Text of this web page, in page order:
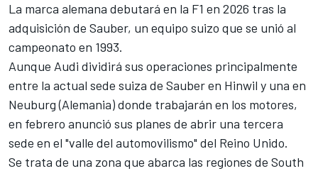
La marca alemana debutará en la F1 en 2026 tras la
adquisición de Sauber, un equipo suizo que se unió al
campeonato en 1993.
Aunque Audi dividirá sus operaciones principalmente
entre la actual sede suiza de Sauber en Hinwil y una en
Neuburg (Alemania) donde trabajarán en los motores,
en febrero anunció sus planes de abrir una tercera
sede en el "valle del automovilismo" del Reino Unido.
Se trata de una zona que abarca las regiones de South